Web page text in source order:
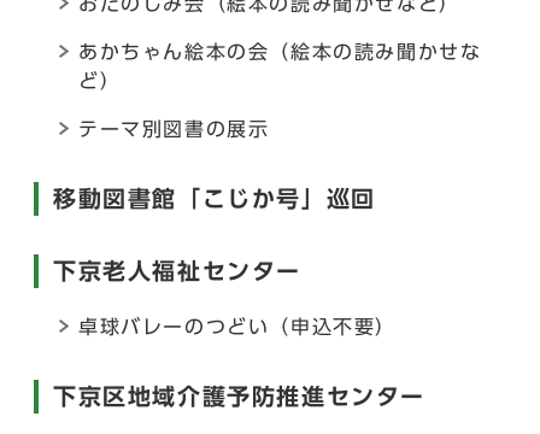
あかちゃん絵本の会（絵本の読み聞かせな
ど）
テーマ別図書の展示
移動図書館「こじか号」巡回
下京老人福祉センター
卓球バレーのつどい（申込不要）
下京区地域介護予防推進センター